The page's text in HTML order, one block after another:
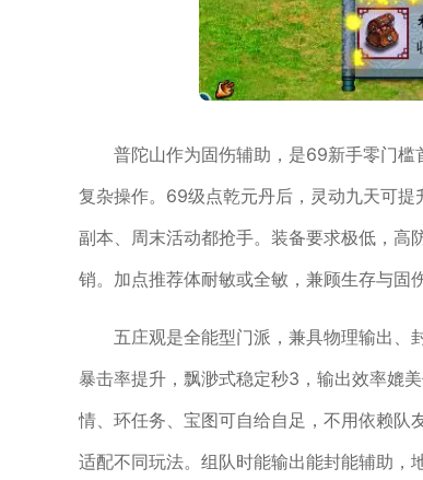
普陀山作为固伤辅助，是69新手零门
复杂操作。69级点乾元丹后，灵动九天可提
副本、周末活动都抢手。装备要求极低，高
销。加点推荐体耐敏或全敏，兼顾生存与固
五庄观是全能型门派，兼具物理输出、
暴击率提升，飘渺式稳定秒3，输出效率媲
情、环任务、宝图可自给自足，不用依赖队
适配不同玩法。组队时能输出能封能辅助，